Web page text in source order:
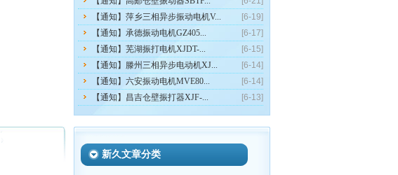
[6-19]
【通知】萍乡三相异步振动电机V...
[6-17]
【通知】承德振动电机GZ405...
[6-15]
【通知】芜湖振打电机XJDT-...
[6-14]
【通知】滕州三相异步电动机XJ...
[6-14]
【通知】六安振动电机MVE80...
[6-13]
【通知】昌吉仓壁振打器XJF-...
新久文章分类